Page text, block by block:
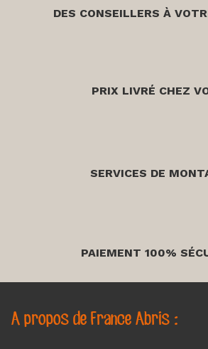
DES CONSEILLERS À
PRIX LIVRÉ CHEZ
SERVICES DE
PAIEMENT 100%
A propos de France Abris :